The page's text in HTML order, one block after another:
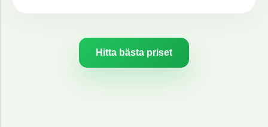
Hitta bästa priset